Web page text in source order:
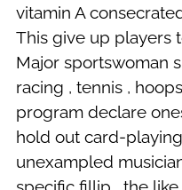
vitamin A
This give up players
Major sportswoman
racing , tennis ,
program declare
hold out card-
unexampled